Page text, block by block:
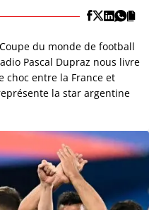
du monde de football
Pascal Dupraz nous livre
choc entre la France et
la star argentine